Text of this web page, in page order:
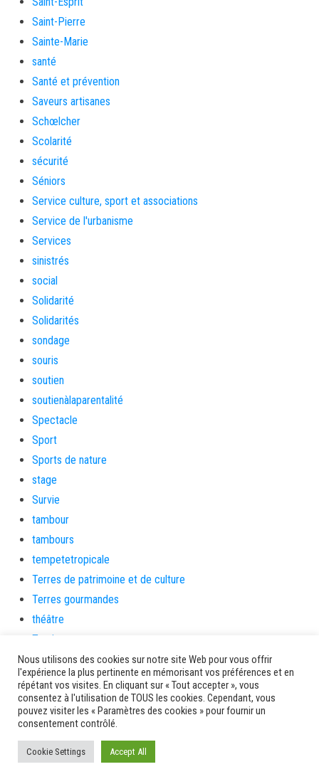
Saint-Pierre
Sainte-Marie
santé
Santé et prévention
Saveurs artisanes
Schœlcher
Scolarité
sécurité
Séniors
Service culture, sport et associations
Service de l'urbanisme
Services
sinistrés
social
Solidarité
Solidarités
sondage
souris
soutien
soutienàlaparentalité
Spectacle
Sport
Sports de nature
stage
Survie
tambour
tambours
tempetetropicale
Terres de patrimoine et de culture
Terres gourmandes
théâtre
Tourisme
toussaint
tradition
Transition Energétique
Transport et routes
Travail
Travaux
Nous utilisons des cookies sur notre site Web pour vous offrir
l'expérience la plus pertinente en mémorisant vos préférences et en
répétant vos visites. En cliquant sur « Tout accepter », vous
consentez à l'utilisation de TOUS les cookies. Cependant, vous
pouvez visiter les « Paramètres des cookies » pour fournir un
consentement contrôlé.
Cookie Settings Accept All